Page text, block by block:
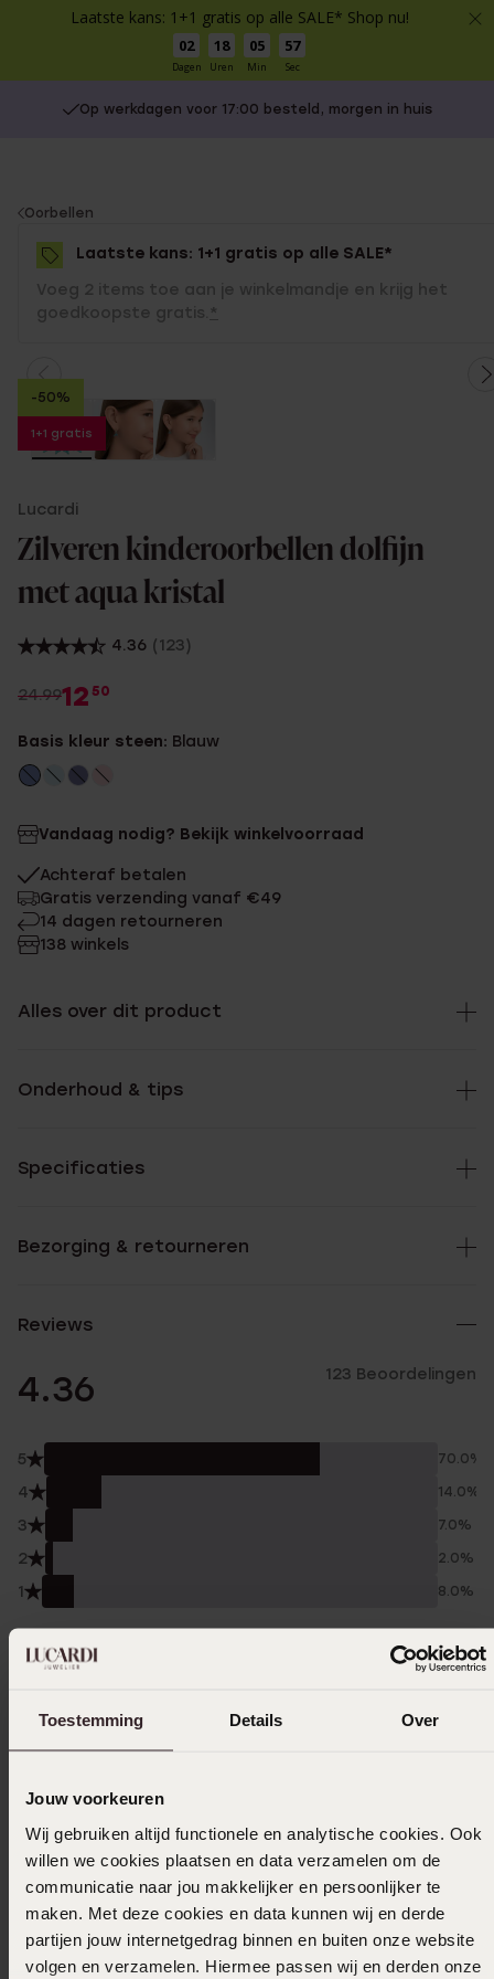
Laatste kans: 1+1 gratis op alle SALE* Shop nu!
02
Dagen
18
Uren
05
Min
57
Sec
Toestemming Details Over
Jouw voorkeuren
Wij gebruiken altijd functionele en analytische cookies. Ook
willen we cookies plaatsen en data verzamelen om de
communicatie naar jou makkelijker en persoonlijker te
maken. Met deze cookies en data kunnen wij en derde
partijen jouw internetgedrag binnen en buiten onze website
volgen en verzamelen. Hiermee passen wij en derden onze
Op werkdagen voor 17:00 besteld, morgen in huis
You
are
here:
Oorbellen
Laatste kans: 1+1 gratis op alle SALE*
Voeg 2 items toe aan je winkelmandje en krijg het
goedkoopste gratis. *
-50%
1+1 gratis
Lucardi
Zilveren kinderoorbellen dolfijn
met aqua kristal
4.36 (123)
24.9912 50
Basis kleur steen: Blauw
Vandaag nodig? Bekijk winkelvoorraad
Achteraf betalen
Gratis verzending vanaf €49
14 dagen retourneren
138 winkels
Alles over dit product
Onderhoud & tips
Specificaties
Bezorging & retourneren
Reviews
4.36 123 Beoordelingen
5 70.0%
4 14.0%
3 7.0%
2 2.0%
1 8.0%
Verzameld onder de
van
Trusted shops
30-07-2026 - Kirsten H.
Slechte kwaliteit van de ringetjes! Binnen 4
dagen heeft mijn dochter ze al verloren.Ze
was gewoon aan het spelen, niks bijzonders!
Dus na 4 dagen weer nieuwe oorbellen
kunnen kopen.